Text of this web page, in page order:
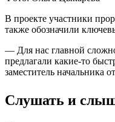
В проекте участники
также обозначили
— Для нас главной
предлагали какие-то
заместитель начальника
Слушать и